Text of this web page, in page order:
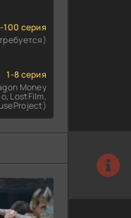
100 серия
1-8 серия
Money
LostFilm,